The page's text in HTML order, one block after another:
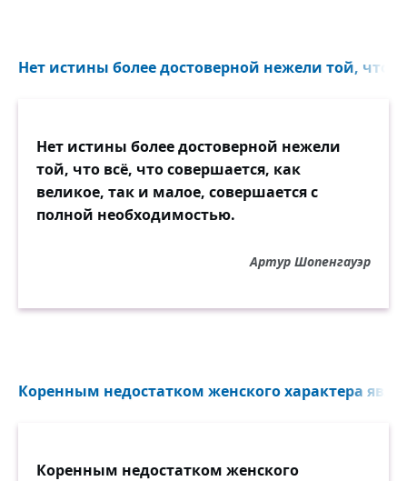
Нет истины более достоверной нежели той, что
Нет истины более достоверной нежели
той, что всё, что совершается, как
великое, так и малое, совершается с
полной необходимостью.
Артур Шопенгауэр
Коренным недостатком женского характера
Коренным недостатком женского